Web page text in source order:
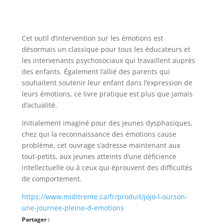
Cet outil d’intervention sur les émotions est
désormais un classique pour tous les éducateurs et
les intervenants psychosociaux qui travaillent auprès
des enfants. Également l’allié des parents qui
souhaitent soutenir leur enfant dans l’expression de
leurs émotions, ce livre pratique est plus que jamais
d’actualité.
Initialement imaginé pour des jeunes dysphasiques,
chez qui la reconnaissance des émotions cause
problème, cet ouvrage s’adresse maintenant aux
tout-petits, aux jeunes atteints d’une déficience
intellectuelle ou à ceux qui éprouvent des difficultés
de comportement.
https://www.miditrente.ca/fr/produit/jojo-l-ourson-
une-journee-pleine-d-emotions
Partager :